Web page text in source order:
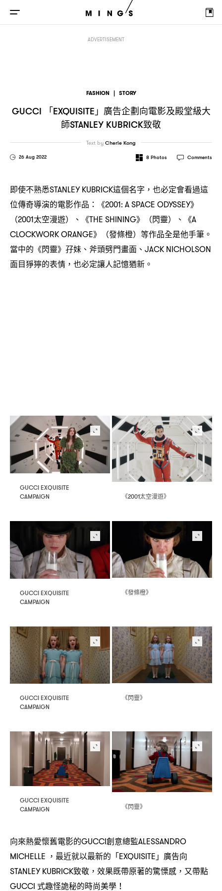
ADVERTISEMENT
FASHION | STORY
GUCCI 「EXQUISITE 」廣告企劃向電影及殿堂級大
師STANLEY KUBRICK致敬
26 Aug 2022
Text byCherie Kong
8 Photos Comments
即使不熟悉STANLEY KUBRICK這個名字 ， 也必定會看過這
位傳奇導演的電影作品 ： 《2001: A SPACE ODYSSEY》
（2001太空漫遊） 、《THE SHINING》 （閃靈） 、《A
CLOCKWORK ORANGE》 （發條橙） 等作品全是他手筆。
當中的《閃靈》孖妹、斧頭劈門畫面、 JACK NICHOLSON
面目猙獰的表情 ， 也必定讓人記憶猶新。
GUCCI EXQUISITE
CAMPAIGN
《2001太空漫遊》
GUCCI EXQUISITE
CAMPAIGN
《發條橙》
GUCCI EXQUISITE
CAMPAIGN
《閃靈》
GUCCI EXQUISITE
CAMPAIGN
《閃靈》
向來熱愛懷舊電影的GUCCI創意總監ALESSANDRO
MICHELLE ， 最近就以最新的「EXQUISITE 」廣告向
STANLEY KUBRICK致敬 ， 效果既帶原著的驚慄感 ， 又帶點
GUCCI 式趣怪詭秘的時尚美學 ！
」廣告企劃向電影及殿堂級大師 致敬